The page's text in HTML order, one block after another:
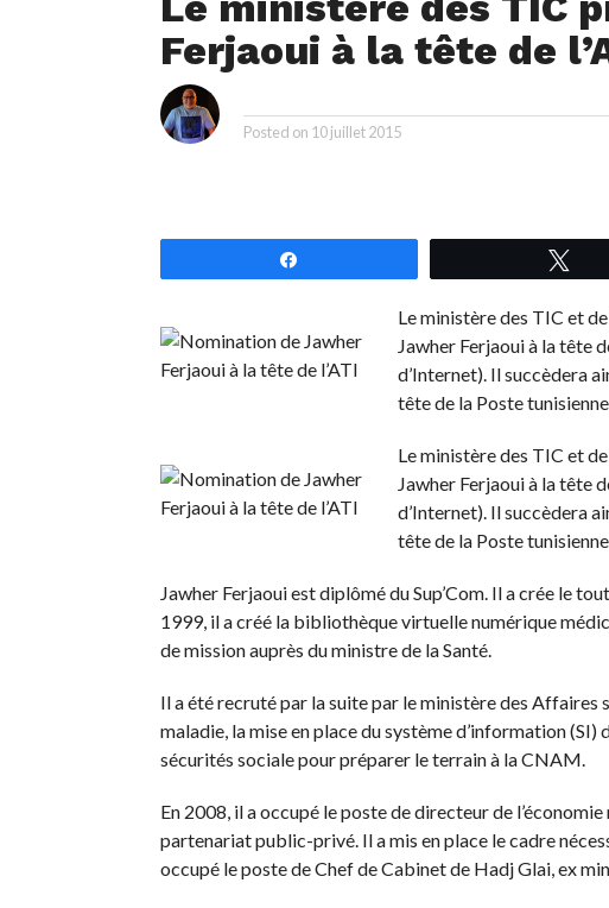
Ferjaoui à la tête de
Posted on 10 juillet 2015
Le ministère des TIC et
Jawher Ferjaoui à la tête
d’Internet). Il succèdera
tête de la Poste
Le ministère des TIC et
Jawher Ferjaoui à la tête
d’Internet). Il succèdera
tête de la Poste
Jawher Ferjaoui est diplômé du Sup’Com. Il a crée le
1999, il a créé la bibliothèque virtuelle numérique
de mission auprès du ministre de la Santé.
Il a été recruté par la suite par le ministère des Affaires
maladie, la mise en place du système d’information
sécurités sociale pour préparer le terrain à la CNAM.
En 2008, il a occupé le poste de directeur de
partenariat public-privé. Il a mis en place le cadre
occupé le poste de Chef de Cabinet de Hadj Glai, ex